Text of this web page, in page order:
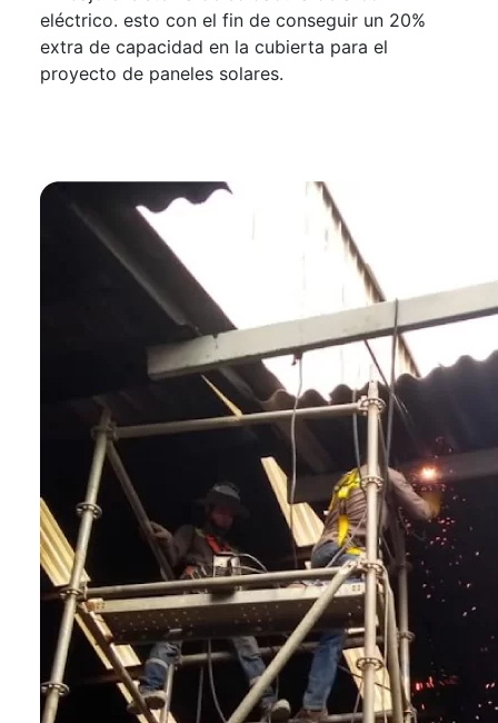
eléctrico. esto con el fin de conseguir un 20%
extra de capacidad en la cubierta para el
proyecto de paneles solares.